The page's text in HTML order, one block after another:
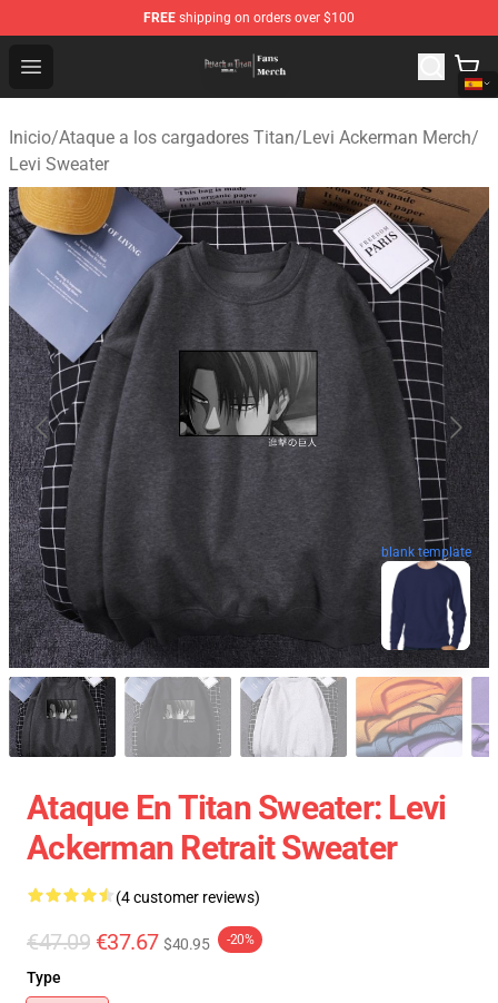
FREE shipping on orders over $100
Open menu
Attack On Titan Store - Official Attack On Titan
Inicio/Ataque a los cargadores Titan/Levi Ackerman Merch/
Levi Sweater
blank template
Ataque En Titan Sweater: Levi
Ackerman Retrait Sweater
(4 customer reviews)
€47.09 €37.67 $40.95 -20%
Type